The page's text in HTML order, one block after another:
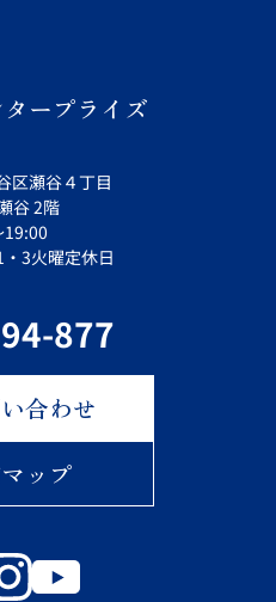
ープライズ
区瀬谷４丁目
谷 2階
19:00
3火曜定休日
877
合わせ
ップ